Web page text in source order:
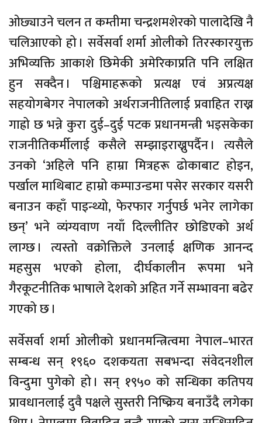
ओछ्याउने चलन त कम्तीमा चन्द्रशमशेरको पालादेखि नै
चलिआएको हो । सर्वेसर्वा शर्मा ओलीको तिरस्कारयुक्त
अभिव्यक्ति आकाशे छिमेकी अमेरिकाप्रति पनि लक्षित
हुन सक्दैन । पश्चिमाहरूको प्रत्यक्ष एवं अप्रत्यक्ष
सहयोगबेगर नेपालको अर्थराजनीतिलाई प्रवाहित राख्न
गाह्रो छ भन्ने कुरा दुई–दुई पटक प्रधानमन्त्री भइसकेका
राजनीतिकर्मीलाई कसैले सम्झाइराख्नुपर्दैन । त्यसैले
उनको ‘अहिले पनि हाम्रा मित्रहरू ढोकाबाट होइन,
पर्खाल माथिबाट हाम्रो कम्पाउन्डमा पसेर सरकार यसरी
बनाउन कहाँ पाइन्थ्यो, फेरफार गर्नुपर्छ भनेर लागेका
छन्’ भने व्यंग्यवाण नयाँ दिल्लीतिर छोडिएको अर्थ
लाग्छ । त्यस्तो वक्रोक्तिले उनलाई क्षणिक आनन्द
महसुस भएको होला, दीर्घकालीन रूपमा भने
गैरकूटनीतिक भाषाले देशको अहित गर्ने सम्भावना बढेर
गएको छ ।
सर्वेसर्वा शर्मा ओलीको प्रधानमन्त्रित्वमा नेपाल–भारत
सम्बन्ध सन् १९६० दशकयता सबभन्दा संवेदनशील
विन्दुमा पुगेको हो । सन् १९५० को सन्धिका कतिपय
प्रावधानलाई दुवै पक्षले सुस्तरी निष्क्रिय बनाउँदै लगेका